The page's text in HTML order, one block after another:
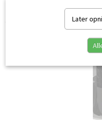
ATM100101 Vlotter
Later